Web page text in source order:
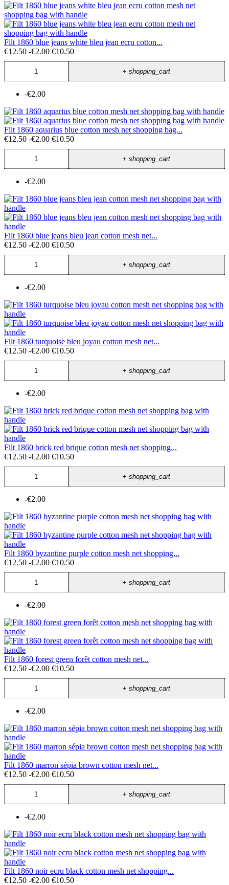
Filt 1860 blue jeans white bleu jean ecru cotton...
€12.50 -€2.00 €10.50
+shopping_cart
-€2.00
Filt 1860 aquarius blue cotton mesh net shopping bag...
€12.50 -€2.00 €10.50
+shopping_cart
-€2.00
Filt 1860 blue jeans bleu jean cotton mesh net...
€12.50 -€2.00 €10.50
+shopping_cart
-€2.00
Filt 1860 turquoise bleu joyau cotton mesh net...
€12.50 -€2.00 €10.50
+shopping_cart
-€2.00
Filt 1860 brick red brique cotton mesh net shopping...
€12.50 -€2.00 €10.50
+shopping_cart
-€2.00
Filt 1860 byzantine purple cotton mesh net shopping...
€12.50 -€2.00 €10.50
+shopping_cart
-€2.00
Filt 1860 forest green forêt cotton mesh net...
€12.50 -€2.00 €10.50
+shopping_cart
-€2.00
Filt 1860 marron sépia brown cotton mesh net...
€12.50 -€2.00 €10.50
+shopping_cart
-€2.00
Filt 1860 noir ecru black cotton mesh net shopping...
€12.50 -€2.00 €10.50